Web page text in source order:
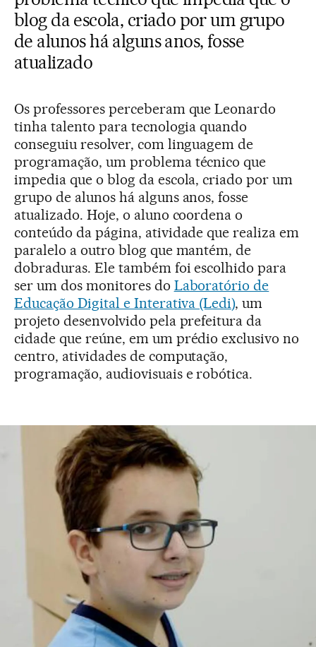
blog da escola, criado por um grupo
de alunos há alguns anos, fosse
atualizado
Os professores perceberam que Leonardo
tinha talento para tecnologia quando
conseguiu resolver, com linguagem de
programação, um problema técnico que
impedia que o blog da escola, criado por um
grupo de alunos há alguns anos, fosse
atualizado. Hoje, o aluno coordena o
conteúdo da página, atividade que realiza em
paralelo a outro blog que mantém, de
dobraduras. Ele também foi escolhido para
ser um dos monitores do Laboratório de
Educação Digital e Interativa (Ledi), um
projeto desenvolvido pela prefeitura da
cidade que reúne, em um prédio exclusivo no
centro, atividades de computação,
programação, audiovisuais e robótica.